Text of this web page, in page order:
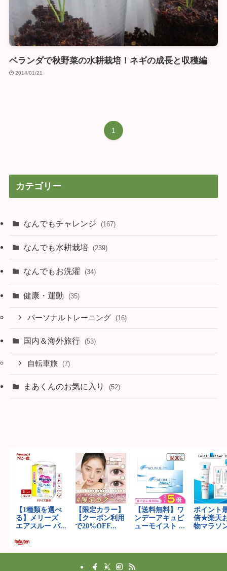
ベランダで秋野菜の水耕栽培！ネギの成長と収穫編
2014/01/21
1
カテゴリー
なんでもチャレンジ (167)
なんでも水耕栽培 (239)
なんでもお洗濯 (34)
健康・運動 (35)
パーソナルトレーニング (16)
国内＆海外旅行 (53)
自転車旅 (7)
まあくんのお気に入り (52)